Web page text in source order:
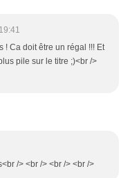
! Ca doit être un régal !!! Et
pile sur le titre ;)<br />
/> <br /> <br /> <br />